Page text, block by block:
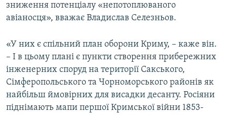
зниження потенціалу «непотоплюваного
авіаносця», вважає Владислав Селезньов.
«У них є спільний план оборони Криму, – каже він.
– І в цьому плані є пункти створення прибережних
інженерних споруд на території Сакського,
Сімферопольського та Чорноморського районів як
найбільш ймовірних для висадки десанту. Росіяни
піднімають мапи першої Кримської війни 1853-